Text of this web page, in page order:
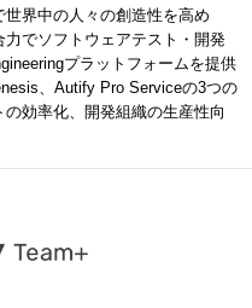
界中の人々の創造性を高め
でソフトウェアテスト・開発
プラットフォームを提供
、Autify Pro Serviceの3つの
効率化、開発組織の生産性向